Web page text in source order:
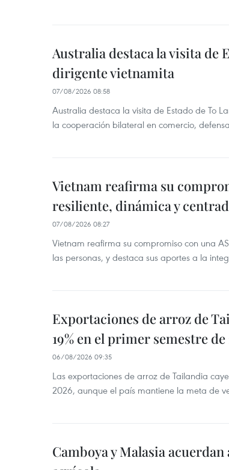
Australia destaca la visita de
dirigente vietnamita
07/08/2026 08:58
Australia destaca la visita de Estado de To
la cooperación bilateral en comercio,
Vietnam reafirma su
resiliente, dinámica y
07/08/2026 08:27
Vietnam reafirma su compromiso con una
las personas, y destaca sus aportes a la
Exportaciones de arroz de
19% en el primer semestre de
06/08/2026 09:35
Las exportaciones de arroz de Tailandia
2026, aunque el país mantiene la meta de
Camboya y Malasia